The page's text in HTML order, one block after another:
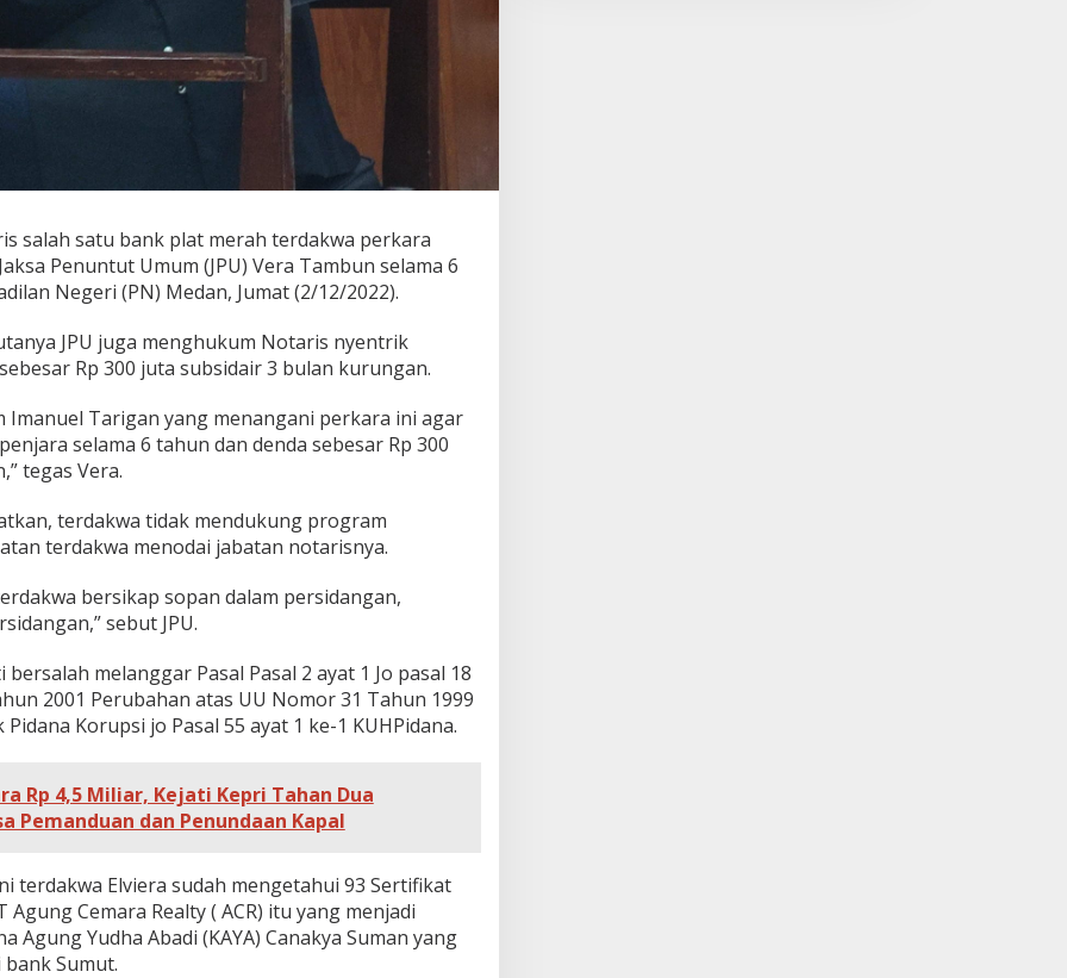
salah satu bank plat merah terdakwa perkara
Penuntut Umum (JPU) Vera Tambun selama 6
Negeri (PN) Medan, Jumat (2/12/2022).
JPU juga menghukum Notaris nyentrik
Rp 300 juta subsidair 3 bulan kurungan.
Imanuel Tarigan yang menangani perkara ini agar
selama 6 tahun dan denda sebesar Rp 300
tegas Vera.
terdakwa tidak mendukung program
terdakwa menodai jabatan notarisnya.
bersikap sopan dalam persidangan,
sebut JPU.
melanggar Pasal Pasal 2 ayat 1 Jo pasal 18
2001 Perubahan atas UU Nomor 31 Tahun 1999
Korupsi jo Pasal 55 ayat 1 ke-1 KUHPidana.
Rp 4,5 Miliar, Kejati Kepri Tahan Dua
Pemanduan dan Penundaan Kapal
terdakwa Elviera sudah mengetahui 93 Sertifikat
Agung Cemara Realty ( ACR) itu yang menjadi
Yudha Abadi (KAYA) Canakya Suman yang
Sumut.